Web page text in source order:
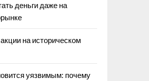
деньги даже на
на историческом
уязвимым: почему